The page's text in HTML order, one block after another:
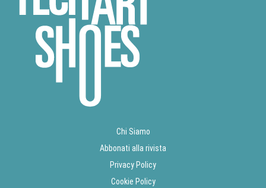
Chi Siamo
Abbonati alla rivista
Privacy Policy
Cookie Policy